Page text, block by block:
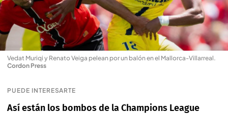
Vedat Muriqi y Renato Veiga pelean por un balón en el Mallorca-Villarreal.
Cordon Press
PUEDE INTERESARTE
Así están los bombos de la Champions League